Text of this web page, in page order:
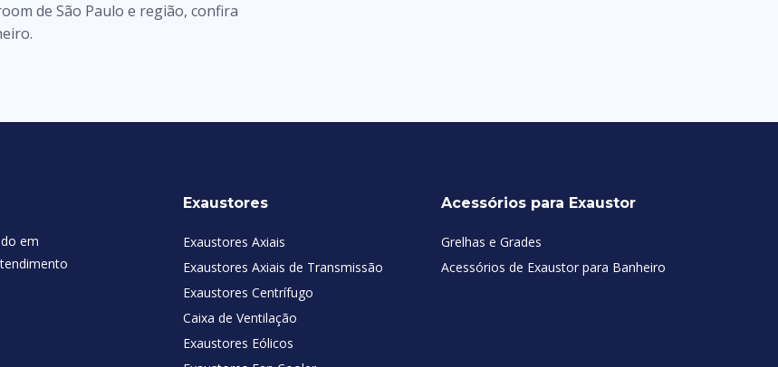
de São Paulo e região, confira
em
Exaustores
Exaustores Axiais
Exaustores Axiais de Transmissão
Exaustores Centrífugo
Caixa de Ventilação
Exaustores Eólicos
Acessórios para Exaustor
Grelhas e Grades
Acessórios de Exaustor para Banheiro